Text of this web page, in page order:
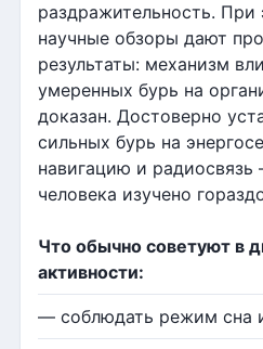
раздражительность. При
научные обзоры дают
результаты: механизм
умеренных бурь на
доказан. Достоверно
сильных бурь на
навигацию и радиосвязь
человека изучено
Что обычно советуют в
активности:
— соблюдать режим сна